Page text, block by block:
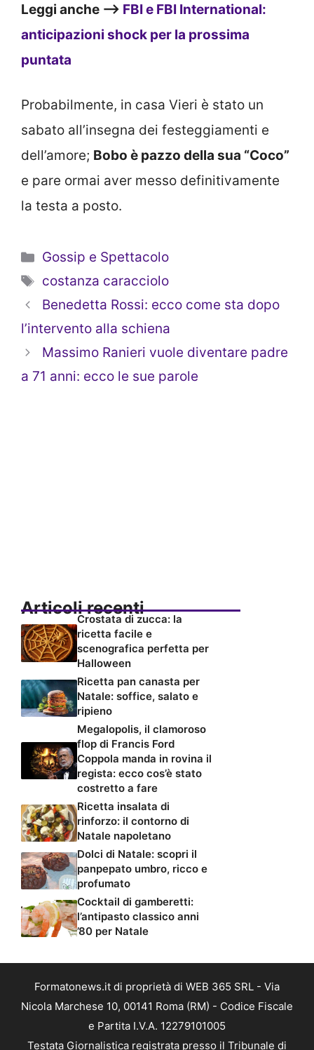
Leggi anche –> FBI e FBI International:
anticipazioni shock per la prossima
puntata
Probabilmente, in casa Vieri è stato un
sabato all’insegna dei festeggiamenti e
dell’amore; Bobo è pazzo della sua “Coco”
e pare ormai aver messo definitivamente
la testa a posto.
Categorie
Gossip e Spettacolo
Tag
costanza caracciolo
Benedetta Rossi: ecco come sta dopo
l’intervento alla schiena
Massimo Ranieri vuole diventare padre
a 71 anni: ecco le sue parole
Articoli recenti
Crostata di zucca: la
ricetta facile e
scenografica perfetta per
Halloween
Ricetta pan canasta per
Natale: soffice, salato e
ripieno
Megalopolis, il clamoroso
flop di Francis Ford
Coppola manda in rovina il
regista: ecco cos’è stato
costretto a fare
Ricetta insalata di
rinforzo: il contorno di
Natale napoletano
Dolci di Natale: scopri il
panpepato umbro, ricco e
profumato
Cocktail di gamberetti:
l’antipasto classico anni
’80 per Natale
Formatonews.it di proprietà di WEB 365 SRL - Via
Nicola Marchese 10, 00141 Roma (RM) - Codice Fiscale
e Partita I.V.A. 12279101005
Testata Giornalistica registrata presso il Tribunale di